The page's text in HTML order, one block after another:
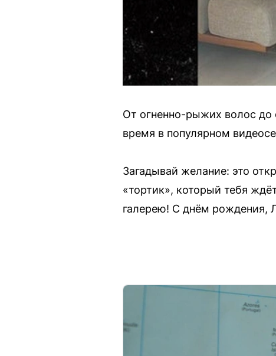
От огненно-рыжих волос до
время в популярном
Загадывай желание: это
«тортик», который тебя
галерею! С днём рождения,